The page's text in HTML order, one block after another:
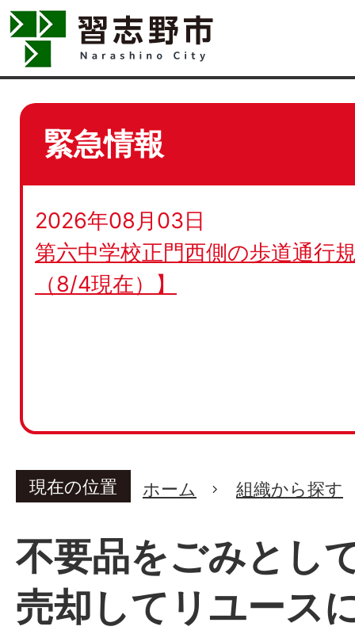
緊急情報
2026年08月03日
第六中学校正門西側の歩道通行
（8/4現在）】
現在の位置 ホーム 組織から探す
不要品をごみとし
売却してリユース